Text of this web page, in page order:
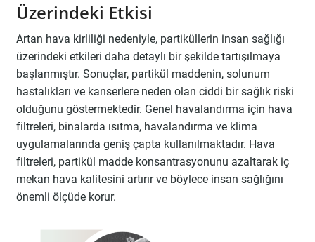
Üzerindeki Etkisi
Artan hava kirliliği nedeniyle, partiküllerin insan sağlığı
üzerindeki etkileri daha detaylı bir şekilde tartışılmaya
başlanmıştır. Sonuçlar, partikül maddenin, solunum
hastalıkları ve kanserlere neden olan ciddi bir sağlık riski
olduğunu göstermektedir. Genel havalandırma için hava
filtreleri, binalarda ısıtma, havalandırma ve klima
uygulamalarında geniş çapta kullanılmaktadır. Hava
filtreleri, partikül madde konsantrasyonunu azaltarak iç
mekan hava kalitesini artırır ve böylece insan sağlığını
önemli ölçüde korur.